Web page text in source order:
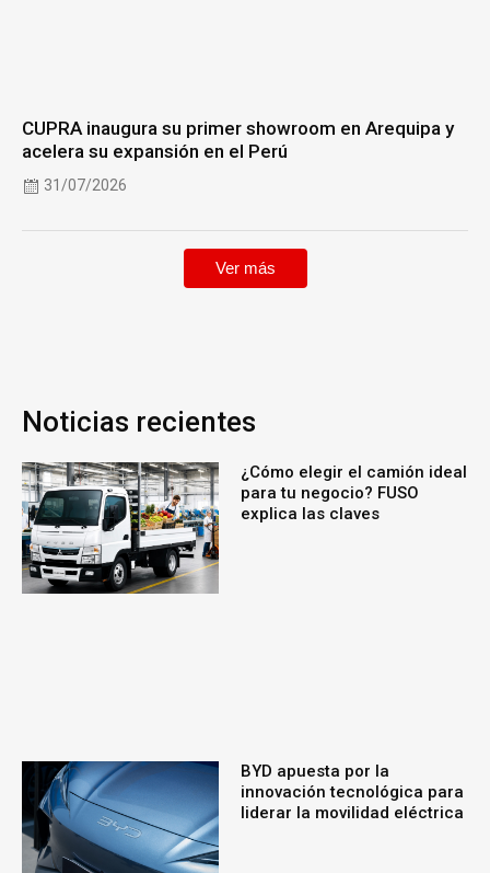
CUPRA inaugura su primer showroom en Arequipa y
acelera su expansión en el Perú
31/07/2026
Ver más
Noticias recientes
¿Cómo elegir el camión ideal
para tu negocio? FUSO
explica las claves
BYD apuesta por la
innovación tecnológica para
liderar la movilidad eléctrica